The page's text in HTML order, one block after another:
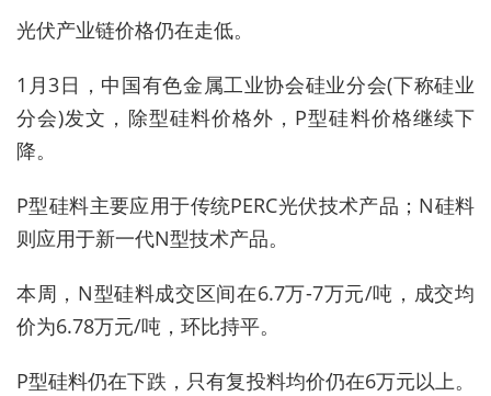
光伏产业链价格仍在走低。
1月3日，中国有色金属工业协会硅业分会(下称硅业
分会)发文，除型硅料价格外，P型硅料价格继续下
降。
P型硅料主要应用于传统PERC光伏技术产品；N硅料
则应用于新一代N型技术产品。
本周，N型硅料成交区间在6.7万-7万元/吨，成交均
价为6.78万元/吨，环比持平。
P型硅料仍在下跌，只有复投料均价仍在6万元以上。